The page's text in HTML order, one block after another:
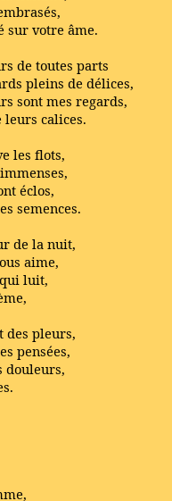
sur votre âme.
de toutes parts
pleins de délices,
sont mes regards,
leurs calices.
les flots,
éclos,
semences.
de la nuit,
aime,
luit,
des pleurs,
pensées,
douleurs,